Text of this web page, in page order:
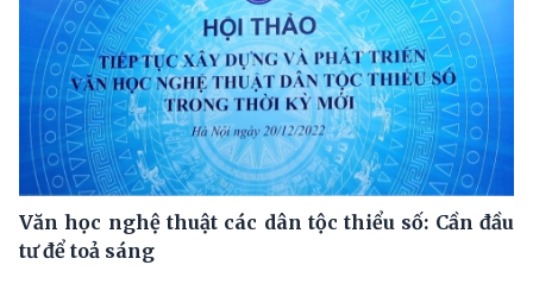
Văn học nghệ thuật các dân tộc thiểu số: Cần đầu
tư để toả sáng